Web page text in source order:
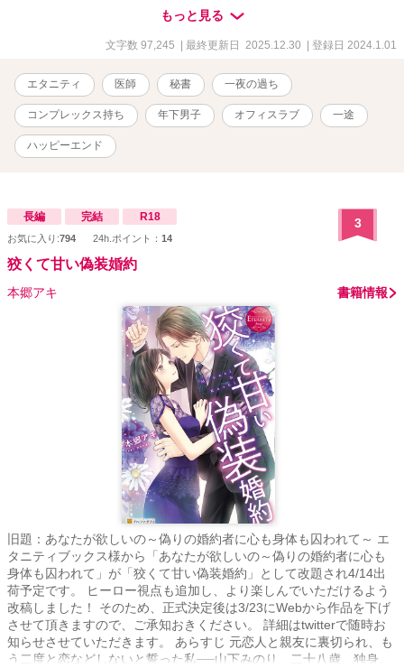
が、傷ついた彩の心を癒していく――。 シリアスがシリアスになら
ないのは、多分、朗らかで元気な藤崎先生のおかげ♡
***************************** ※他サイトでも同タイトルで公開していま
もっと見る
文字数 97,245 | 最終更新日 2025.12.30 | 登録日 2024.1.01
エタニティ 医師 秘書 一夜の過ち
コンプレックス持ち 年下男子 オフィスラブ 一途
ハッピーエンド
長編 完結 R18
お気に入り:794 24h.ポイント： 14
3
狡くて甘い偽装婚約
本郷アキ 書籍情報
旧題：あなたが欲しいの～偽りの婚約者に心も身体も囚われて～ エ
タニティブックス様から「あなたが欲しいの～偽りの婚約者に心も
身体も囚われて」が「狡くて甘い偽装婚約」として改題され4/14出
荷予定です。 ヒーロー視点も追加し、より楽しんでいただけるよう
改稿しました！ そのため、正式決定後は3/23にWebから作品を下げ
させて頂きますので、ご承知おきください。 詳細はtwitterで随時お
知らせさせていただきます。 あらすじ 元恋人と親友に裏切られ、も
う二度と恋などしないと誓った私──山下みのり、二十八歳、独身。